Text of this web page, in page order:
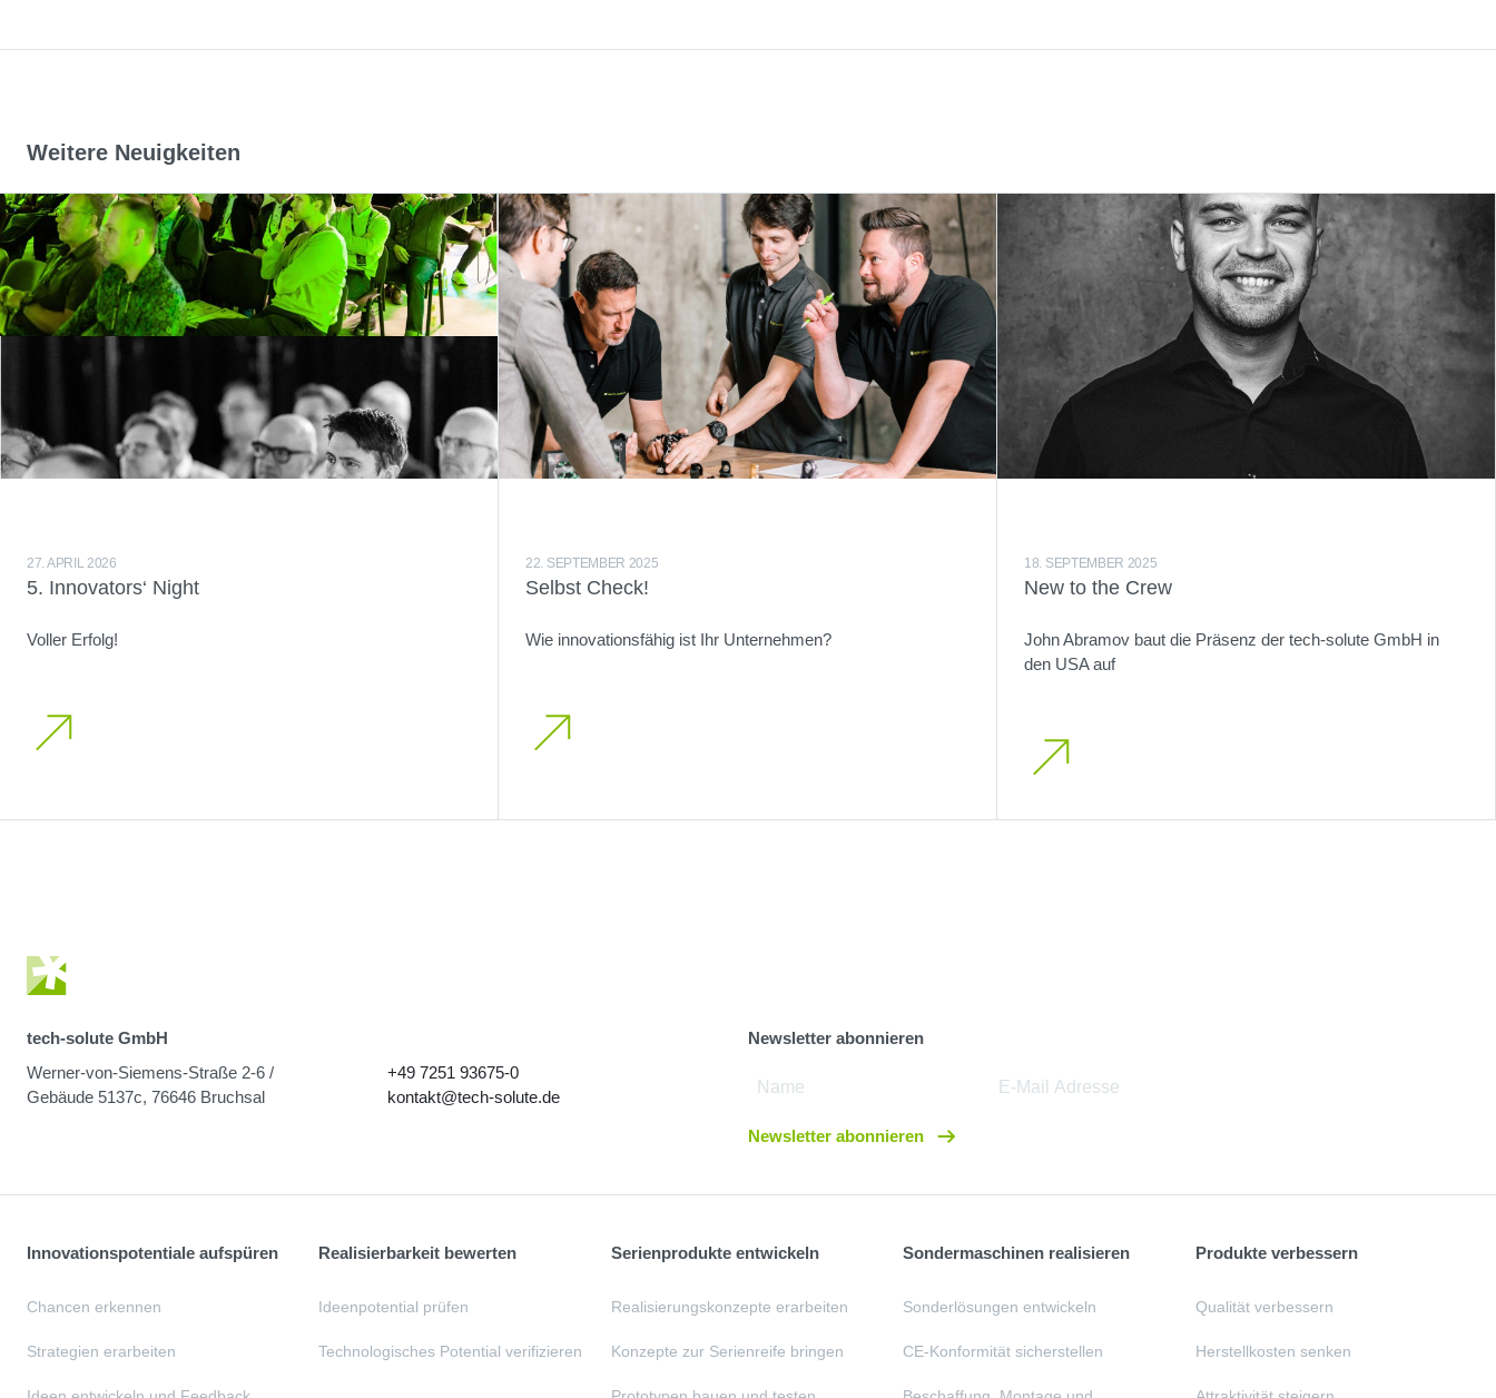
Weitere Neuigkeiten
27. APRIL 2026
5. Innovators‘ Night
Voller Erfolg!
22. SEPTEMBER 2025
Selbst Check!
Wie innovationsfähig ist Ihr Unternehmen?
18. SEPTEMBER 2025
New to the Crew
John Abramov baut die Präsenz der tech-solute GmbH in
den USA auf
tech-solute GmbH
Werner-von-Siemens-Straße 2-6 /
Gebäude 5137c, 76646 Bruchsal
+49 7251 93675-0
kontakt@tech-solute.de
Newsletter abonnieren
Newsletter abonnieren
Innovationspotentiale aufspüren
Chancen erkennen
Strategien erarbeiten
Realisierbarkeit bewerten
Ideenpotential prüfen
Technologisches Potential verifizieren
Serienprodukte entwickeln
Realisierungskonzepte erarbeiten
Konzepte zur Serienreife bringen
Sondermaschinen realisieren
Sonderlösungen entwickeln
CE-Konformität sicherstellen
Produkte verbessern
Qualität verbessern
Herstellkosten senken